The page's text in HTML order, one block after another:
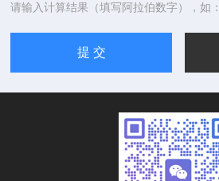
请输入计算结果（填写阿拉伯数字），如